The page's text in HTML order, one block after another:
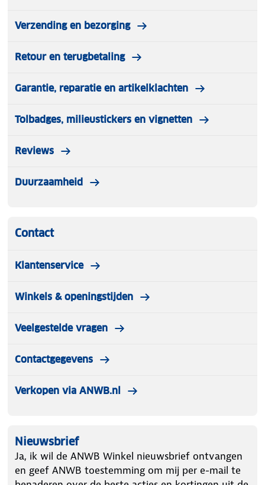
Verzending en bezorging
Retour en terugbetaling
Garantie, reparatie en artikelklachten
Tolbadges, milieustickers en vignetten
Reviews
Duurzaamheid
Contact
Klantenservice
Winkels & openingstijden
Veelgestelde vragen
Contactgegevens
Verkopen via ANWB.nl
Nieuwsbrief
Ja, ik wil de ANWB Winkel nieuwsbrief ontvangen
en geef ANWB toestemming om mij per e-mail te